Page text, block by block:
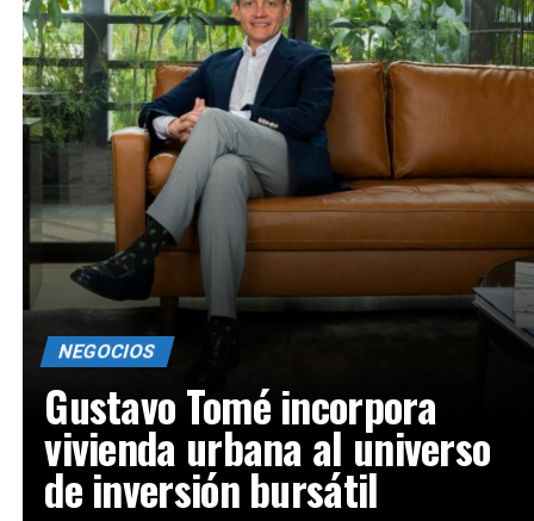
NEGOCIOS
Gustavo Tomé incorpora
vivienda urbana al universo
de inversión bursátil